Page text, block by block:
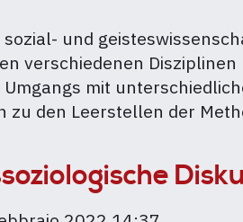
und
verschiedenen
mit
zu den Leerstellen der